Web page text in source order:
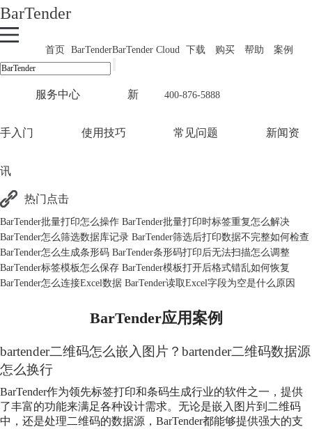
BarTender
首页 BarTenderBarTender Cloud 下载 购买 帮助 案例
400-876-5888
服务中心 新
手入门 使用技巧 常见问题 新闻资
讯
热门点击
BarTender批量打印怎么操作 BarTender批量打印时标签重复怎么解决
BarTender怎么筛选数据库记录 BarTender筛选后打印数据不完整如何检查
BarTender怎么生成条形码 BarTender条形码打印后无法扫描怎么调整
BarTender标签模板怎么保存 BarTender模板打开后格式错乱如何恢复
BarTender怎么连接Excel数据 BarTender读取Excel字段为空是什么原因
BarTender应用案例
bartender二维码怎么嵌入图片？bartender二维码数据源
怎么换行
BarTender作为领先标签打印和条码生成行业的软件之一，提供
了丰富的功能来满足各种设计需求。无论是嵌入图片到二维码
中，还是处理二维码的数据源，BarTender都能够提供强大的支